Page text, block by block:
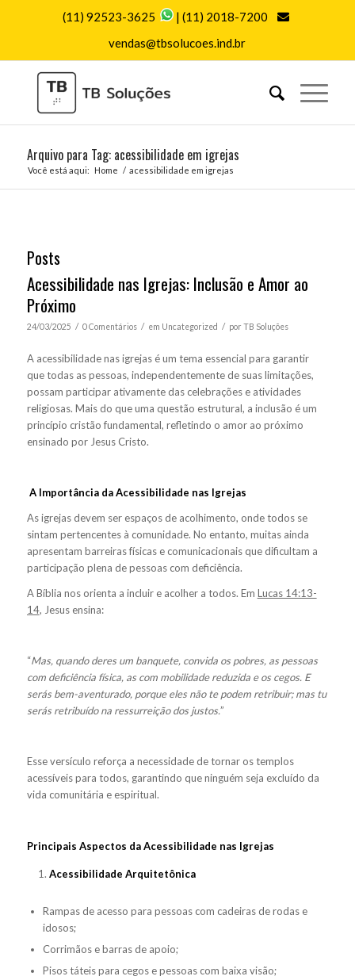
(11) 92523-3625 |(11) 2018-7200
vendas@tbsolucoes.ind.br
Arquivo para Tag: acessibilidade em igrejas
Você está aqui: Home / acessibilidade em igrejas
Posts
Acessibilidade nas Igrejas: Inclusão e Amor ao
Próximo
24/03/2025 / 0 Comentários / em Uncategorized / por TB Soluções
A acessibilidade nas igrejas é um tema essencial para garantir
que todas as pessoas, independentemente de suas limitações,
possam participar ativamente das celebrações e atividades
religiosas. Mais do que uma questão estrutural, a inclusão é um
princípio cristão fundamental, refletindo o amor ao próximo
ensinado por Jesus Cristo.
A Importância da Acessibilidade nas Igrejas
As igrejas devem ser espaços de acolhimento, onde todos se
sintam pertencentes à comunidade. No entanto, muitas ainda
apresentam barreiras físicas e comunicacionais que dificultam a
participação plena de pessoas com deficiência.
A Bíblia nos orienta a incluir e acolher a todos. Em Lucas 14:13-
14, Jesus ensina:
“Mas, quando deres um banquete, convida os pobres, as pessoas
com deficiência física, as com mobilidade reduzida e os cegos. E
serás bem-aventurado, porque eles não te podem retribuir; mas tu
serás retribuído na ressurreição dos justos.”
Esse versículo reforça a necessidade de tornar os templos
acessíveis para todos, garantindo que ninguém seja excluído da
vida comunitária e espiritual.
Principais Aspectos da Acessibilidade nas Igrejas
Acessibilidade Arquitetônica
Rampas de acesso para pessoas com cadeiras de rodas e
idosos;
Corrimãos e barras de apoio;
Pisos táteis para cegos e pessoas com baixa visão;